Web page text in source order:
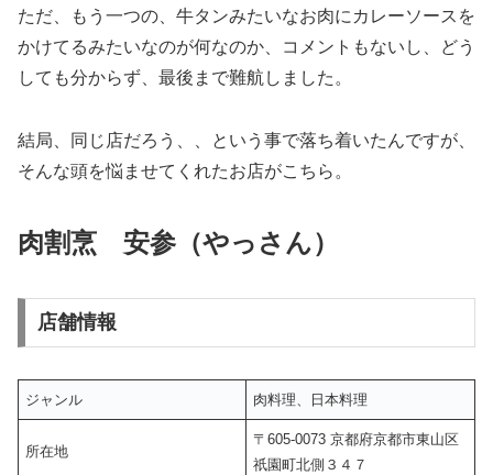
ただ、もう一つの、牛タンみたいなお肉にカレーソースを
かけてるみたいなのが何なのか、コメントもないし、どう
しても分からず、最後まで難航しました。
結局、同じ店だろう、、という事で落ち着いたんですが、
そんな頭を悩ませてくれたお店がこちら。
肉割烹 安参（やっさん）
店舗情報
ジャンル 肉料理、日本料理
所在地
〒605-0073 京都府京都市東山区
祇園町北側３４７